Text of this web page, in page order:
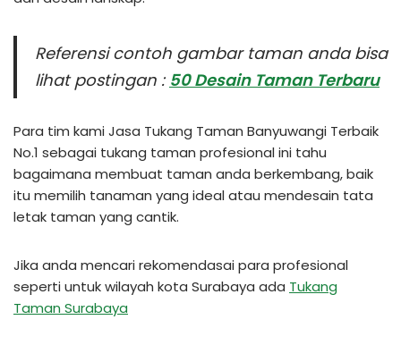
Referensi contoh gambar taman anda bisa
lihat postingan : 50 Desain Taman Terbaru
Para tim kami Jasa Tukang Taman Banyuwangi Terbaik
No.1 sebagai tukang taman profesional ini tahu
bagaimana membuat taman anda berkembang, baik
itu memilih tanaman yang ideal atau mendesain tata
letak taman yang cantik.
Jika anda mencari rekomendasai para profesional
seperti untuk wilayah kota Surabaya ada Tukang
Taman Surabaya